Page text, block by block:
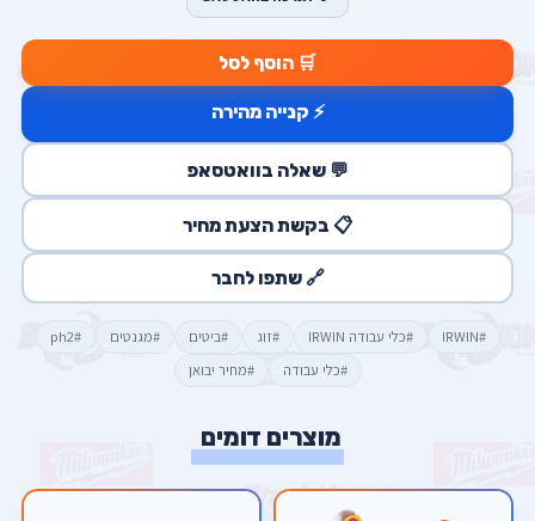
🛒 הוסף לסל
⚡ קנייה מהירה
💬 שאלה בוואטסאפ
📋 בקשת הצעת מחיר
🔗 שתפו לחבר
#IRWIN #כלי עבודה IRWIN #זוג #ביטים #מגנטים
#ph2
#כלי עבודה
#מחיר יבואן
מוצרים דומים